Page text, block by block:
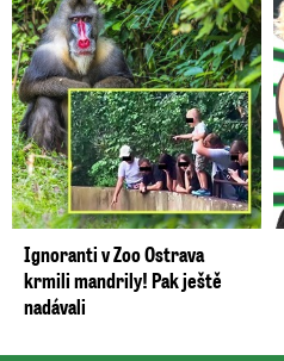
Ignoranti v Zoo Ostrava
krmili mandrily! Pak ještě
nadávali